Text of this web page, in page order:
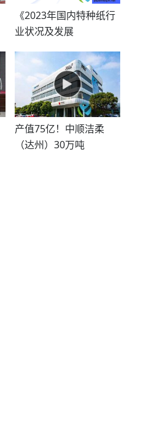
《2023年国内特种纸行
业状况及发展
产值75亿！中顺洁柔
（达州）30万吨